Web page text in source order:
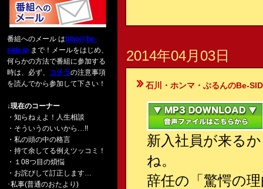
番組へのメール は biho@be-
side.jp まで！メールをはじめ、
何らかの方法で番組に参加する
時は、必ず、 コチラの注意事項
を読んでから参加して下さい！
↓現在のコーナー
・知らねぇよ！人生相談
・そういうのいいから…!!
・私の頭の中の格言
・持て余してる例えツッコミ！
・１08つ目の煩悩
・お詫びして訂正します…
･私事(普通のおたより)
2014年04月03日
石川・ホンマ・ぶるんのBe-
新入社員が来る
ね。
辞任の「驚愕の